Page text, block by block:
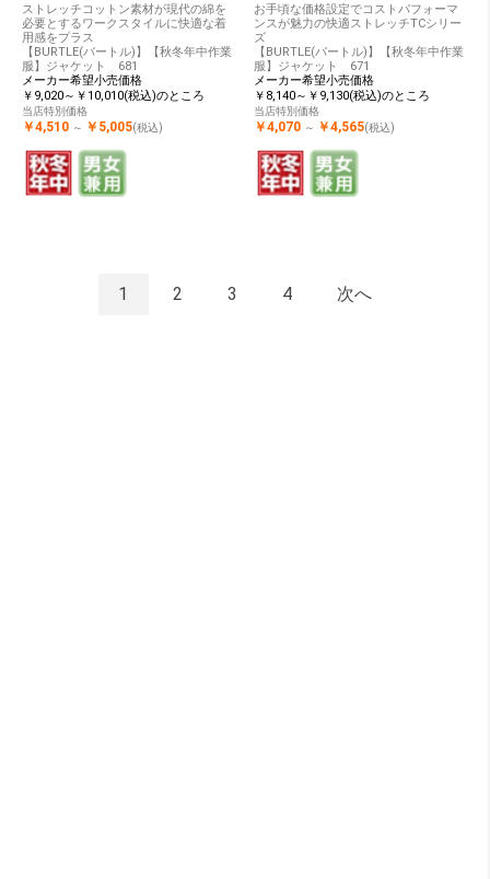
ストレッチコットン素材が現代の綿を
必要とするワークスタイルに快適な着
用感をプラス
【BURTLE(バートル)】【秋冬年中作業
服】ジャケット 681
メーカー希望小売価格
￥9,020～￥10,010(税込)のところ
当店特別価格
￥4,510 ～ ￥5,005(税込)
お手頃な価格設定でコストパフォーマ
ンスが魅力の快適ストレッチTCシリー
ズ
【BURTLE(バートル)】【秋冬年中作業
服】ジャケット 671
メーカー希望小売価格
￥8,140～￥9,130(税込)のところ
当店特別価格
￥4,070 ～ ￥4,565(税込)
1 2 3 4 次へ